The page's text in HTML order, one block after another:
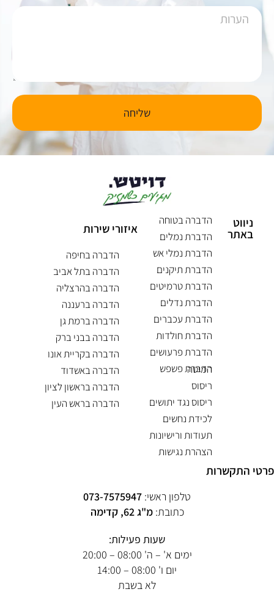
שליחה
ניווט
באתר
הדברה בטוחה
הדברת נמלים
הדברת נמלי אש
הדברת תיקנים
הדברת טרמיטים
הדברת נדלים
הדברת עכברים
הדברת חולדות
הדברת פרעושים
הדברת פשפש המיטה
ריסוס
ריסוס נגד יתושים
לכידת נחשים
תעודות ורישיונות
הצהרת נגישות
איזורי שירות
הדברה בחיפה
הדברה בתל אביב
הדברה בהרצליה
הדברה ברעננה
הדברה ברמת גן
הדברה בבני ברק
הדברה בקריית אונו
הדברה באשדוד
הדברה בראשון לציון
הדברה בראש העין
פרטי התקשרות
טלפון ראשי: 073-7575947
כתובת:מ"ג 62, קדימה
שעות פעילות:
ימים א' – ה' 08:00 – 20:00
יום ו' 08:00 – 14:00
לא בשבת